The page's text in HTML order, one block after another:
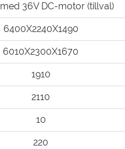
36V DC-motor (tillval)
6400X2240X1490
6010X2300X1670
1910
2110
10
220